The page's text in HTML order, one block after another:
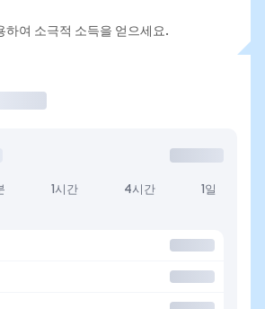
하여 소극적 소득을 얻으세요.
1시간 4시간 1일